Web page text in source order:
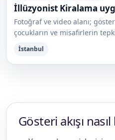
İllüzyonist Kiralama
Fotoğraf ve video alanı;
çocukların ve misafirlerin
İstanbul
Gösteri akışı